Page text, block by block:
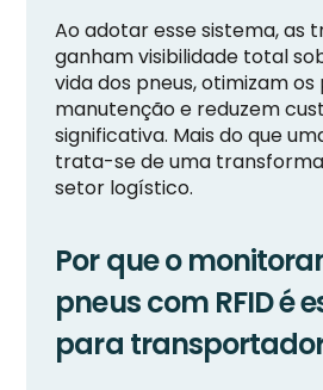
Ao adotar esse sistema, as
ganham visibilidade total
vida dos pneus, otimizam
manutenção e reduzem
significativa. Mais do que
trata-se de uma
setor logístico.
Por que o
pneus com RFID é
para